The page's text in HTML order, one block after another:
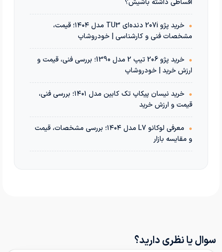
اقساطی داشته باشیش؟
•
خرید پژو 207i دنده‌ای TU3 مدل ۱۴۰۴؛ قیمت،
مشخصات فنی و کارشناسی | خودروشاپ
•
خرید پژو 206 تیپ 2 مدل 1390؛ بررسی فنی، قیمت و
ارزش خرید | خودروشاپ
•
خرید نیسان پیکاپ تک کابین مدل ۱۴۰۱؛ بررسی فنی،
قیمت و ارزش خرید
•
معرفی لوکانو L7 مدل ۱۴۰۴؛ بررسی مشخصات، قیمت
و مقایسه بازار
سوال یا نظری دارید؟